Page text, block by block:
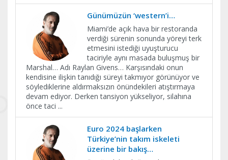
Günümüzün ‘western’i…
Miami’de açık hava bir restoranda
verdiği sürenin sonunda yöreyi terk
etmesini istediği uyuşturucu
taciriyle aynı masada buluşmuş bir
Marshal… Adı Raylan Givens… Karşısındaki onun
kendisine ilişkin tanıdığı süreyi takmıyor görünüyor ve
söylediklerine aldırmaksızın önündekileri atıştırmaya
devam ediyor. Derken tansiyon yükseliyor, silahına
önce taci ...
Euro 2024 başlarken
Türkiye’nin takım iskeleti
üzerine bir bakış…